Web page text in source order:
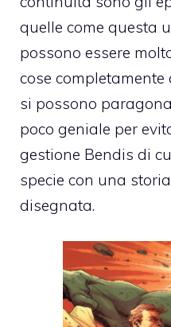
quelle come questa
possono essere
cose
si possono
poco geniale per
gestione Bendis di
specie con una
disegnata.